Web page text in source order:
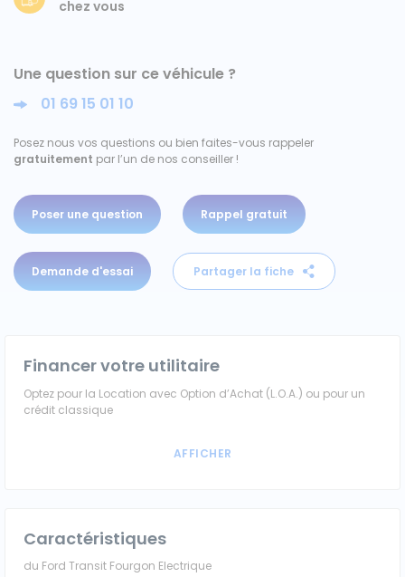
Volkswagen
Véhicules 0 km
Tous les véhicules
Financement utilitaire
chez vous
Une question sur ce véhicule ?
01 69 15 01 10
Posez nous vos questions ou bien faites-vous rappeler
gratuitement par l’un de nos conseiller !
Poser une question Rappel gratuit
Demande d'essai Partager la fiche
Financer votre utilitaire
Optez pour la Location avec Option d’Achat (L.O.A.) ou pour un
crédit classique
Caractéristiques
du Ford Transit Fourgon Electrique